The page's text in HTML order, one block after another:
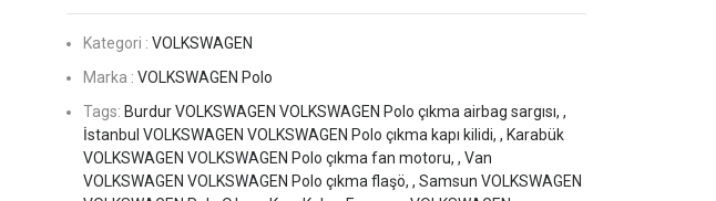
Kategori :VOLKSWAGEN
Marka :VOLKSWAGEN Polo
Tags: Burdur VOLKSWAGEN VOLKSWAGEN Polo çıkma airbag sargısı, ,
İstanbul VOLKSWAGEN VOLKSWAGEN Polo çıkma kapı kilidi, , Karabük
VOLKSWAGEN VOLKSWAGEN Polo çıkma fan motoru, ,Van
VOLKSWAGEN VOLKSWAGEN Polo çıkma flaşö, ,Samsun VOLKSWAGEN